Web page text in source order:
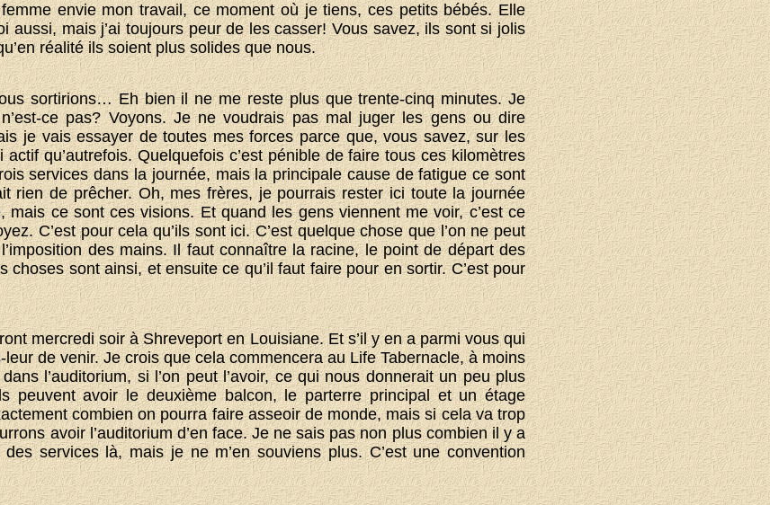
envie mon travail, ce moment où je tiens, ces petits bébés. Elle
aussi, mais j’ai toujours peur de les casser! Vous savez, ils sont si jolis
réalité ils soient plus solides que nous.
sortirions… Eh bien il ne me reste plus que trente-cinq minutes. Je
ce pas? Voyons. Je ne voudrais pas mal juger les gens ou dire
je vais essayer de toutes mes forces parce que, vous savez, sur les
qu’autrefois. Quelquefois c’est pénible de faire tous ces kilomètres
services dans la journée, mais la principale cause de fatigue ce sont
rien de prêcher. Oh, mes frères, je pourrais rester ici toute la journée
mais ce sont ces visions. Et quand les gens viennent me voir, c’est ce
C’est pour cela qu’ils sont ici. C’est quelque chose que l’on ne peut
des mains. Il faut connaître la racine, le point de départ des
choses sont ainsi, et ensuite ce qu’il faut faire pour en sortir. C’est pour
mercredi soir à Shreveport en Louisiane. Et s’il y en a parmi vous qui
de venir. Je crois que cela commencera au Life Tabernacle, à moins
l’auditorium, si l’on peut l’avoir, ce qui nous donnerait un peu plus
peuvent avoir le deuxième balcon, le parterre principal et un étage
combien on pourra faire asseoir de monde, mais si cela va trop
avoir l’auditorium d’en face. Je ne sais pas non plus combien il y a
services là, mais je ne m’en souviens plus. C’est une convention